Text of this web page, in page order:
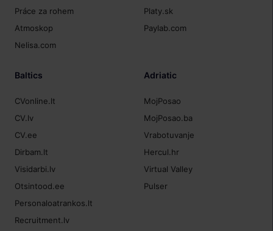
Práce za rohem
Atmoskop
Nelisa.com
Platy.sk
Paylab.com
Baltics
CVonline.lt
CV.lv
CV.ee
Dirbam.lt
Visidarbi.lv
Otsintood.ee
Personaloatrankos.lt
Recruitment.lv
Adriatic
MojPosao
MojPosao.ba
Vrabotuvanje
Hercul.hr
Virtual Valley
Pulser